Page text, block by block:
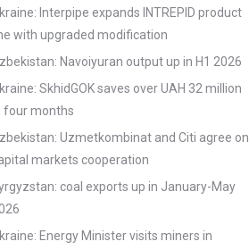
Interpipe expands INTREPID product
with upgraded modification
Navoiyuran output up in H1 2026
SkhidGOK saves over UAH 32 million
four months
Uzmetkombinat and Citi agree on
markets cooperation
coal exports up in January-May
Energy Minister visits miners in